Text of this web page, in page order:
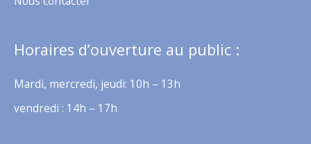
Horaires d’ouverture au public :
Mardi, mercredi, jeudi: 10h – 13h
vendredi : 14h – 17h